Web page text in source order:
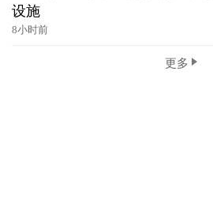
设施
8小时前
更多